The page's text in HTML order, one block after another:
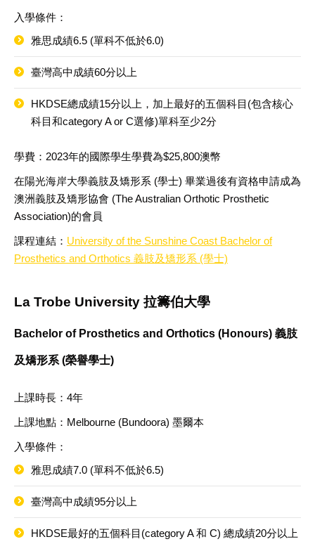
入學條件：
雅思成績6.5 (單科不低於6.0)
臺灣高中成績60分以上
HKDSE總成績15分以上，加上最好的五個科目(包含核心
科目和category A or C選修)單科至少2分
學費：2023年的國際學生學費為$25,800澳幣
在陽光海岸大學義肢及矯形系 (學士) 畢業過後有資格申請成為
澳洲義肢及矯形協會 (The Australian Orthotic Prosthetic
Association)的會員
課程連結： University of the Sunshine Coast Bachelor of
Prosthetics and Orthotics 義肢及矯形系 (學士)
La Trobe University 拉籌伯大學
Bachelor of Prosthetics and Orthotics (Honours) 義肢
及矯形系 (榮譽學士)
上課時長：4年
上課地點：Melbourne (Bundoora) 墨爾本
入學條件：
雅思成績7.0 (單科不低於6.5)
臺灣高中成績95分以上
HKDSE最好的五個科目(category A 和 C) 總成績20分以上